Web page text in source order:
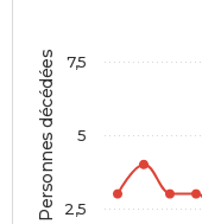
Personnes décédées 2,5
5
7,5